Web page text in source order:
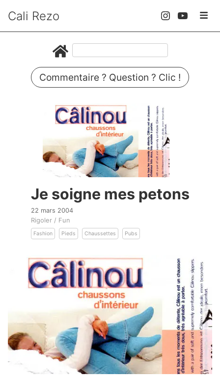
Cali Rezo
Commentaire ? Question ? Clic !
Je soigne mes petons
22 mars 2004
Rigoler / Fun
Fashion Pieds Chaussettes Pubs